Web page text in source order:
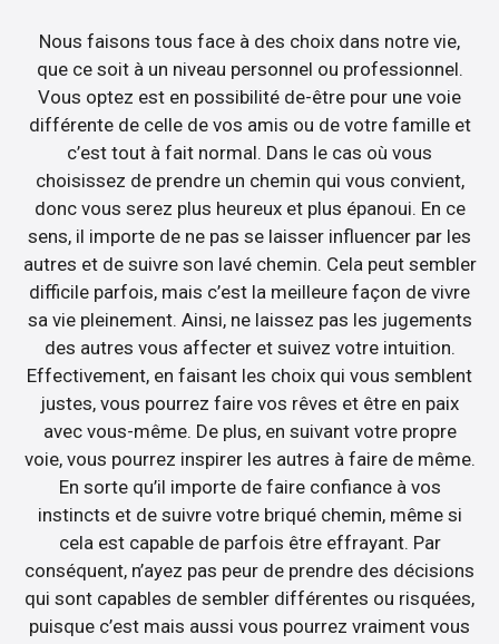
Nous faisons tous face à des choix dans notre vie,
que ce soit à un niveau personnel ou professionnel.
Vous optez est en possibilité de-être pour une voie
différente de celle de vos amis ou de votre famille et
c’est tout à fait normal. Dans le cas où vous
choisissez de prendre un chemin qui vous convient,
donc vous serez plus heureux et plus épanoui. En ce
sens, il importe de ne pas se laisser influencer par les
autres et de suivre son lavé chemin. Cela peut sembler
difficile parfois, mais c’est la meilleure façon de vivre
sa vie pleinement. Ainsi, ne laissez pas les jugements
des autres vous affecter et suivez votre intuition.
Effectivement, en faisant les choix qui vous semblent
justes, vous pourrez faire vos rêves et être en paix
avec vous-même. De plus, en suivant votre propre
voie, vous pourrez inspirer les autres à faire de même.
En sorte qu’il importe de faire confiance à vos
instincts et de suivre votre briqué chemin, même si
cela est capable de parfois être effrayant. Par
conséquent, n’ayez pas peur de prendre des décisions
qui sont capables de sembler différentes ou risquées,
puisque c’est mais aussi vous pourrez vraiment vous